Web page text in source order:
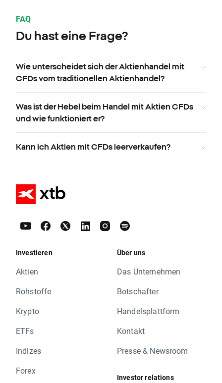
FAQ
Du hast eine Frage?
Wie unterscheidet sich der Aktienhandel mit
CFDs vom traditionellen Aktienhandel?
Was ist der Hebel beim Handel mit Aktien CFDs
und wie funktioniert er?
Kann ich Aktien mit CFDs leerverkaufen?
Investieren
Aktien
Rohstoffe
Krypto
ETFs
Indizes
Forex
Über uns
Das Unternehmen
Botschafter
Handelsplattform
Kontakt
Presse & Newsroom
Investor relations